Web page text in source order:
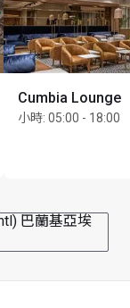
，並須於入場時
用。此費用不包
賓客也要支付相
體驗，包括美食
卡者而言，請
Cumbia Lounge
小時: 05:00 - 18:00
巴蘭基亞埃